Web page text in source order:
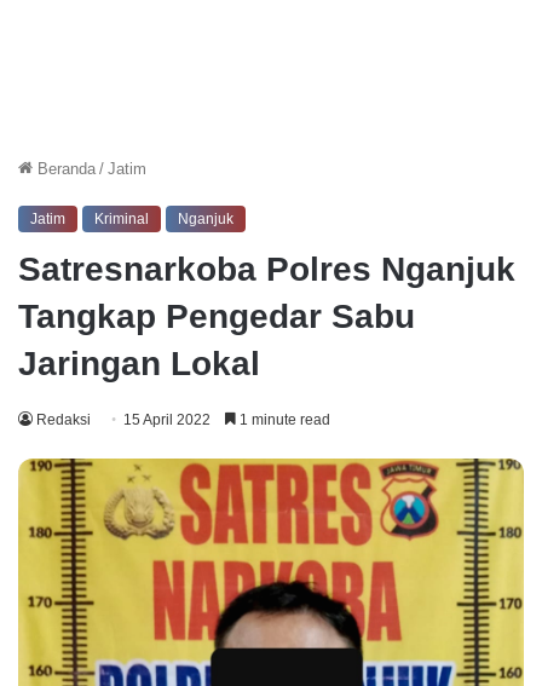
Beranda / Jatim
Jatim Kriminal Nganjuk
Satresnarkoba Polres Nganjuk
Tangkap Pengedar Sabu
Jaringan Lokal
Redaksi 15 April 2022 1 minute read